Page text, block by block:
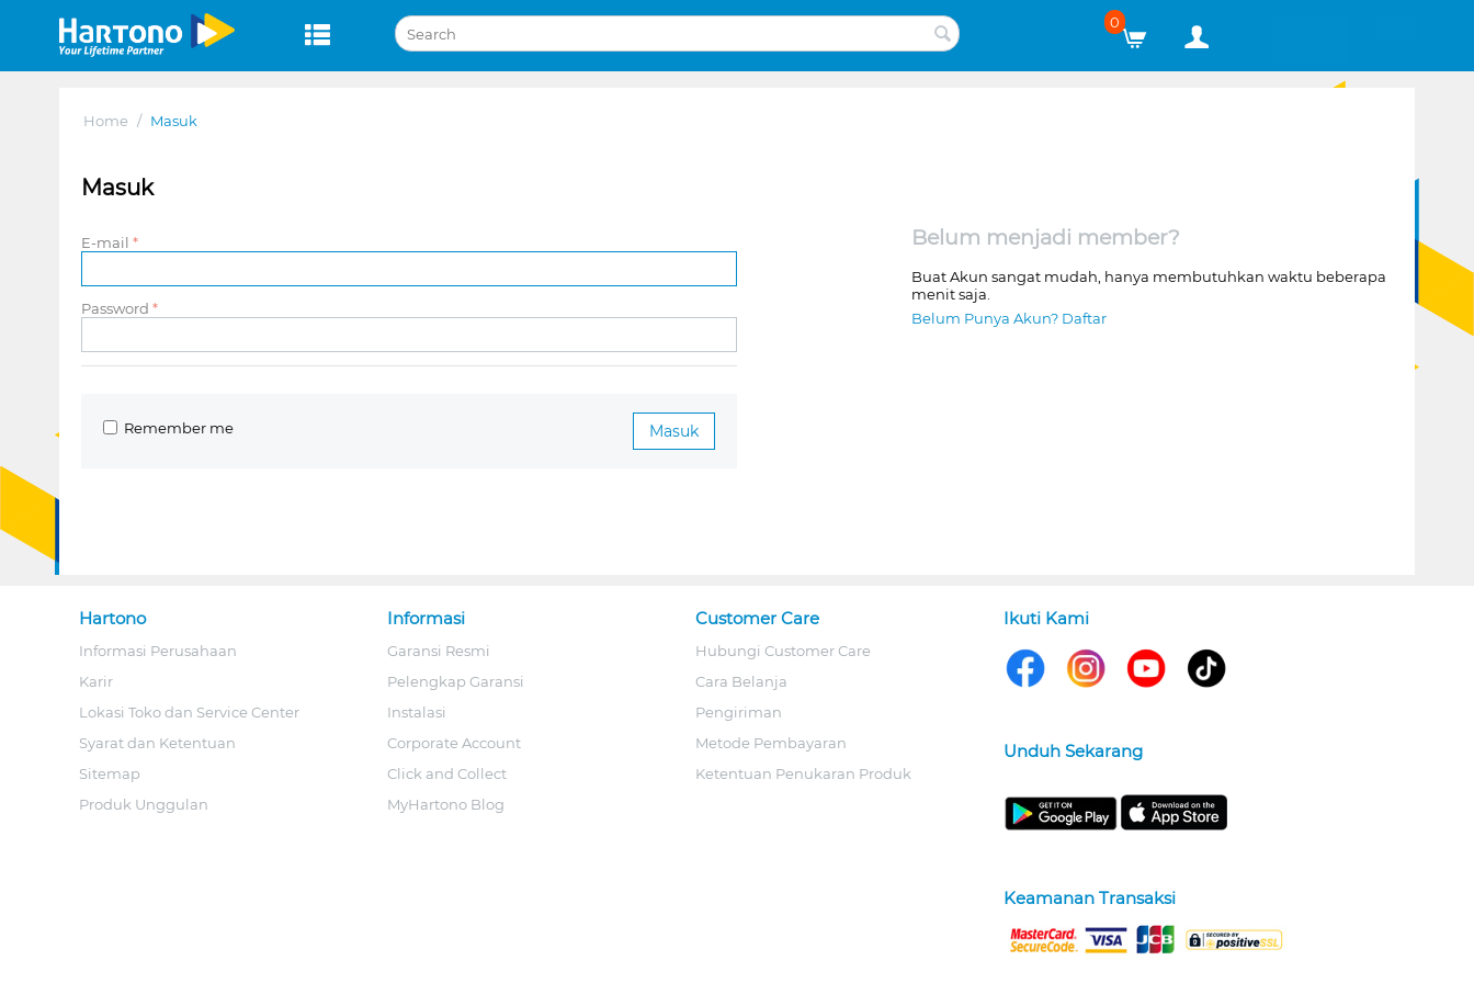
0
Home / Masuk
Masuk
E-mail
Password
Masuk
Remember me
Belum menjadi member?
Buat Akun sangat mudah, hanya membutuhkan waktu beberapa
menit saja.
Belum Punya Akun? Daftar
Hartono
Informasi Perusahaan
Karir
Lokasi Toko dan Service Center
Syarat dan Ketentuan
Sitemap
Produk Unggulan
Informasi
Garansi Resmi
Pelengkap Garansi
Instalasi
Corporate Account
Click and Collect
MyHartono Blog
Customer Care
Hubungi Customer Care
Cara Belanja
Pengiriman
Metode Pembayaran
Ketentuan Penukaran Produk
Ikuti Kami
Unduh Sekarang
Keamanan Transaksi